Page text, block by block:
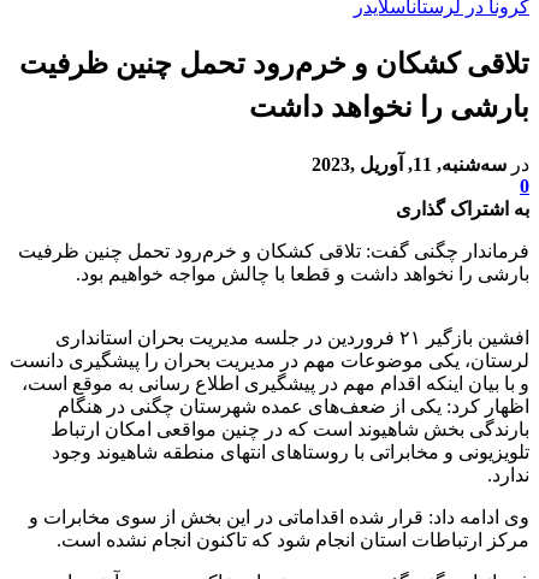
کرونا در لرستاناسلایدر
تلاقی کشکان و خرم‌رود تحمل چنین ظرفیت
بارشی را نخواهد داشت
در سه‌شنبه, 11, آوریل ,2023
0
به اشتراک گذاری
فرماندار چگنی گفت: تلاقی کشکان و خرم‌رود تحمل چنین ظرفیت
بارشی را نخواهد داشت و قطعا با چالش مواجه خواهیم بود.
افشین بازگیر ۲۱ فروردین در جلسه مدیریت بحران استانداری
لرستان، یکی موضوعات مهم در مدیریت بحران را پیشگیری دانست
و با بیان اینکه اقدام مهم در پیشگیری اطلاع رسانی به موقع است،
اظهار کرد: یکی از ضعف‌های عمده شهرستان چگنی در هنگام
بارندگی بخش شاهیوند است که در چنین مواقعی امکان ارتباط
تلویزیونی و مخابراتی با روستاهای انتهای منطقه شاهیوند وجود
ندارد.
وی ادامه داد: قرار شده اقداماتی در این بخش از سوی مخابرات و
مرکز ارتباطات استان انجام شود که تاکنون انجام نشده است.